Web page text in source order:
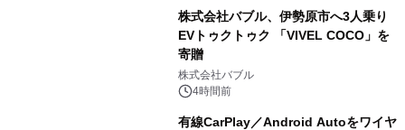
株式会社バブル、伊勢原市へ3人乗り
EVトゥクトゥク 「VIVEL COCO」を
寄贈
株式会社バブル
4時間前
有線CarPlay／Android Autoをワイヤ